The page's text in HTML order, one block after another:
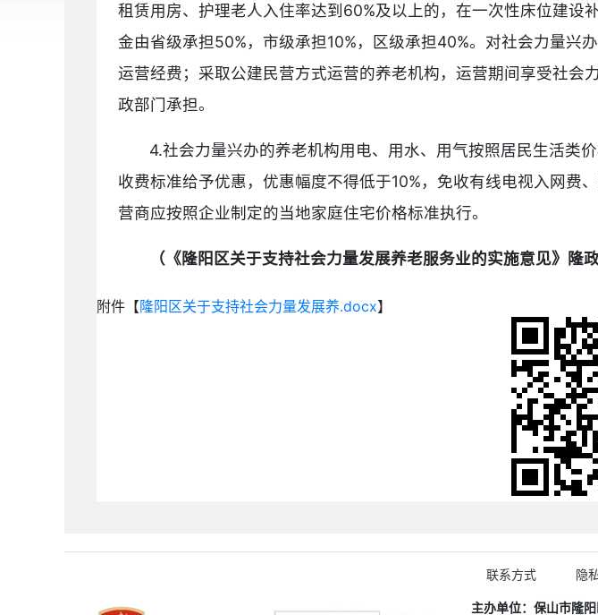
租赁用房、护理老人入住率达到60%及以上的，在一次性床位建
金由省级承担50%，市级承担10%，区级承担40%。对社会力量
运营经费；采取公建民营方式运营的养老机构，运营期间享受社
政部门承担。
4.社会力量兴办的养老机构用电、用水、用气按照居民生活类
收费标准给予优惠，优惠幅度不得低于10%，免收有线电视入网费
营商应按照企业制定的当地家庭住宅价格标准执行。
（《隆阳区关于支持社会力量发展养老服务业的实施意见》隆
附件【隆阳区关于支持社会力量发展养.docx】
联系方式 隐
主办单位：保山市隆